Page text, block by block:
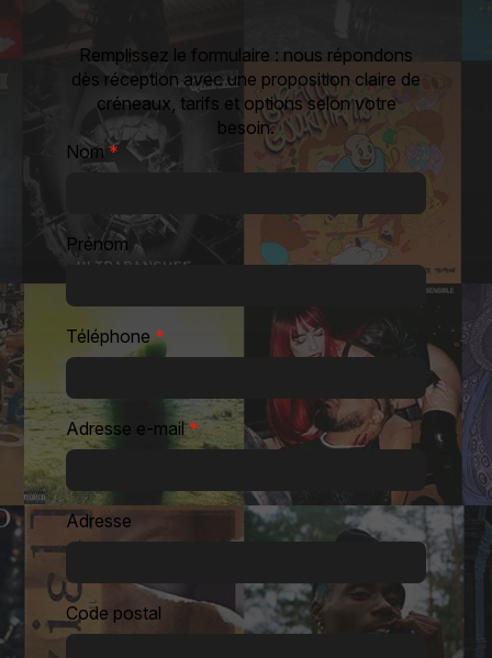
Remplissez le formulaire : nous répondons
dès réception avec une proposition claire de
créneaux, tarifs et options selon votre
besoin.
Nom *
Prénom
Téléphone*
Adresse e-mail*
Adresse
Code postal